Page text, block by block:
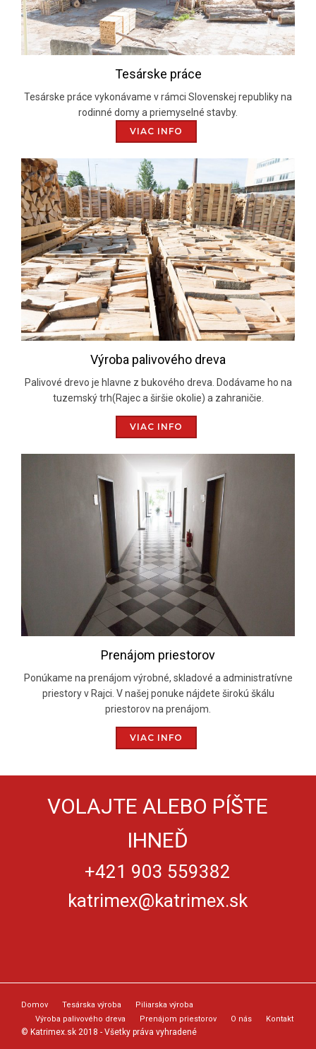
Tesárske práce
Tesárske práce vykonávame v rámci Slovenskej republiky na
rodinné domy a priemyselné stavby.
VIAC INFO
Výroba palivového dreva
Palivové drevo je hlavne z bukového dreva. Dodávame ho na
tuzemský trh(Rajec a širšie okolie) a zahraničie.
VIAC INFO
Prenájom priestorov
Ponúkame na prenájom výrobné, skladové a administratívne
priestory v Rajci. V našej ponuke nájdete širokú škálu
priestorov na prenájom.
VIAC INFO
VOLAJTE ALEBO PÍŠTE
IHNEĎ
+421 903 559382
katrimex@katrimex.sk
Domov Tesárska výroba
Piliarska výroba
Výroba palivového dreva
Prenájom priestorov O nás Kontakt
© Katrimex.sk 2018 - Všetky práva vyhradené